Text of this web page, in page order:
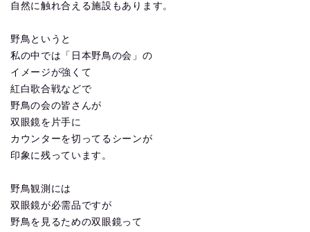
自然に触れ合える施設もあります。
野鳥というと
私の中では「日本野鳥の会」の
イメージが強くて
紅白歌合戦などで
野鳥の会の皆さんが
双眼鏡を片手に
カウンターを切ってるシーンが
印象に残っています。
野鳥観測には
双眼鏡が必需品ですが
野鳥を見るための双眼鏡って